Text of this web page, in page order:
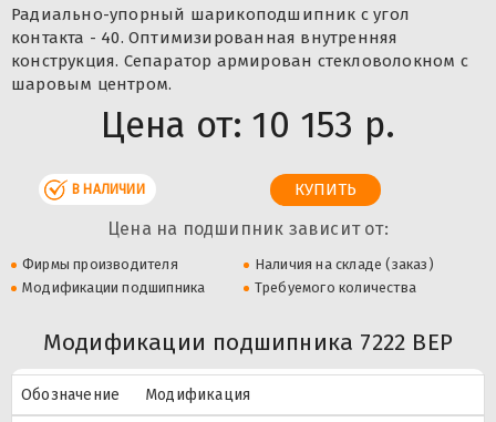
Радиально-упорный шарикоподшипник с угол
контакта - 40. Оптимизированная внутренняя
конструкция. Сепаратор армирован стекловолокном с
шаровым центром.
Цена от: 10 153 р.
В НАЛИЧИИ
Цена на подшипник зависит от:
Фирмы производителя
Наличия на складе (заказ)
Модификации подшипника
Требуемого количества
Модификации подшипника 7222 BEP
Обозначение
Модификация